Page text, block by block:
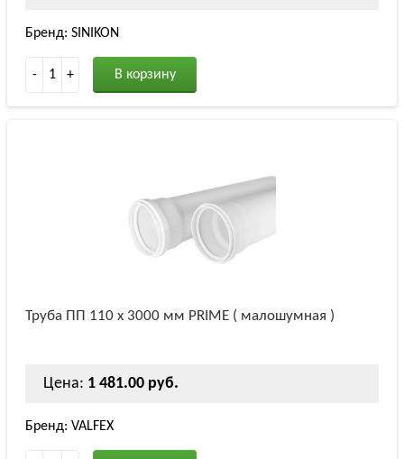
Бренд: SINIKON
- 1 + В корзину
Труба ПП 110 х 3000 мм PRIME ( малошумная )
Цена: 1 481.00 руб.
Бренд: VALFEX